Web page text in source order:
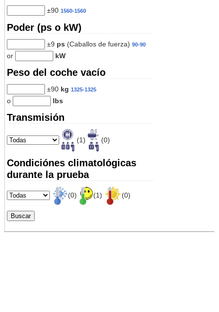
±90 1560-1560
Poder (ps o kW)
±9 ps (Caballos de fuerza) 90-90
or kW
Peso del coche vacío
±90 kg 1325-1325
o lbs
Transmisión
(1) (0)
Condiciónes climatológicas
durante la prueba
(0) (1) (0)